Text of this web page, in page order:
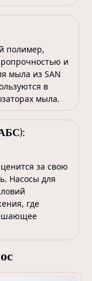
полимер,
и
мыла из SAN
в
мыла.
за свою
Насосы для
где